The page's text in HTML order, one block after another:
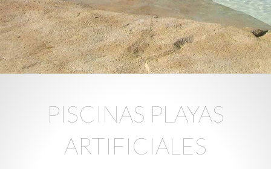
PISCINAS PLAYAS
ARTIFICIALES